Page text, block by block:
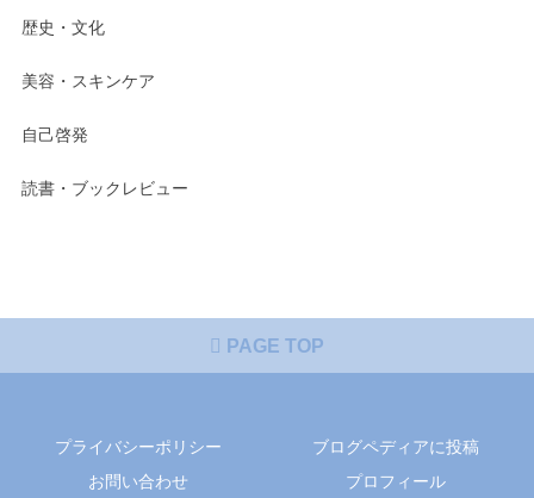
歴史・文化
美容・スキンケア
自己啓発
読書・ブックレビュー
PAGE TOP
プライバシーポリシー
ブログペディアに投稿
お問い合わせ
プロフィール